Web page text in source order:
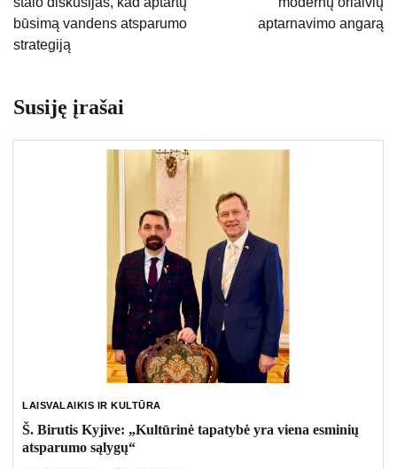
būsimą vandens atsparumo
strategiją
aptarnavimo angarą
Susiję įrašai
LAISVALAIKIS IR KULTŪRA
Š. Birutis Kyjive: „Kultūrinė tapatybė yra viena esminių
atsparumo sąlygų“